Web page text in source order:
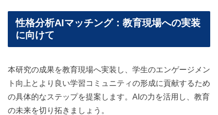
性格分析AIマッチング：教育現場への実装
に向けて
本研究の成果を教育現場へ実装し、学生のエンゲージメン
ト向上とより良い学習コミュニティの形成に貢献するため
の具体的なステップを提案します。AIの力を活用し、教育
の未来を切り拓きましょう。